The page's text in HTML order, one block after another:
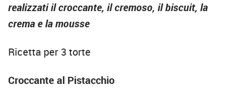
realizzati il croccante, il cremoso, il biscuit, la
crema e la mousse
Ricetta per 3 torte
Croccante al Pistacchio